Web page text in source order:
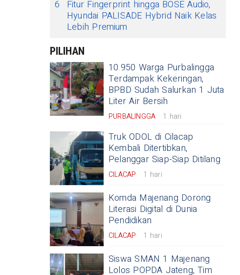
6
Fitur Fingerprint hingga BOSE Audio,
Hyundai PALISADE Hybrid Naik Kelas
Lebih Premium
PILIHAN
10.950 Warga Purbalingga
Terdampak Kekeringan,
BPBD Sudah Salurkan 1 Juta
Liter Air Bersih
PURBALINGGA 1 hari
Truk ODOL di Cilacap
Kembali Ditertibkan,
Pelanggar Siap-Siap Ditilang
CILACAP 1 hari
Komda Majenang Dorong
Literasi Digital di Dunia
Pendidikan
CILACAP 1 hari
Siswa SMAN 1 Majenang
Lolos POPDA Jateng, Tim